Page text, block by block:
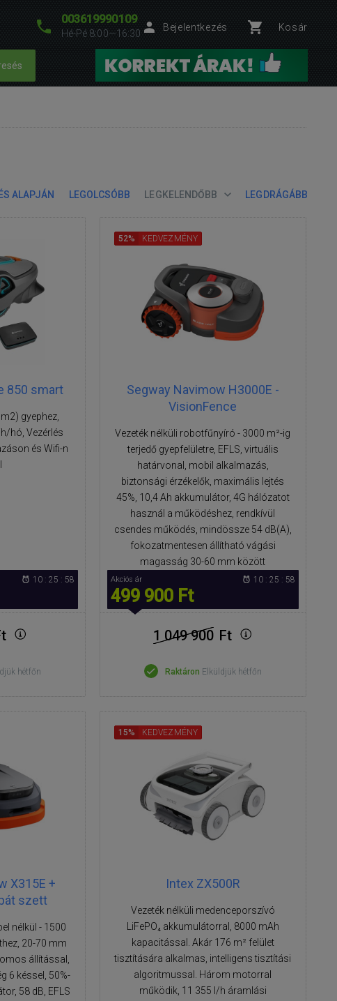
003619990109
Hé-Pé 8:00—16:30
Bejelentkezés Kosár
ALAPJÁN LEGOLCSÓBB LEGKELENDŐBB LEGDRÁGÁBB
850 smart
gyephez,
hó, Vezérlés
és Wifi-n
10 : 25 : 57
hétfőn
Segway Navimow H3000E -
VisionFence
Vezeték nélküli robotfűnyíró - 3000 m²-ig
terjedő gyepfelületre, EFLS, virtuális
határvonal, mobil alkalmazás,
biztonsági érzékelők, maximális lejtés
45%, 10,4 Ah akkumulátor, 4G hálózatot
használ a működéshez, rendkívül
csendes működés, mindössze 54 dB(A),
fokozatmentesen állítható vágási
magasság 30-60 mm között
52% KEDVEZMÉNY
Akciós ár
499 900 Ft
10 : 25 : 57
1 049 900 Ft
Raktáron Elküldjük hétfőn
X315E +
szett
nélkül - 1500
20-70 mm
állítással,
6 késsel, 50%-
58 dB, EFLS
Intex ZX500R
Vezeték nélküli medenceporszívó
LiFePO₄ akkumulátorral, 8000 mAh
kapacitással. Akár 176 m² felület
tisztítására alkalmas, intelligens tisztítási
algoritmussal. Három motorral
működik, 11 355 l/h áramlási
15% KEDVEZMÉNY